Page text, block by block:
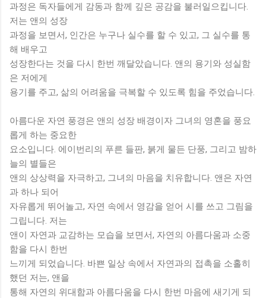
과정은 독자들에게 감동과 함께 깊은 공감을 불러일으킵니다.
저는 앤의 성장
과정을 보면서, 인간은 누구나 실수를 할 수 있고, 그 실수를 통
해 배우고
성장한다는 것을 다시 한번 깨달았습니다. 앤의 용기와 성실함
은 저에게
용기를 주고, 삶의 어려움을 극복할 수 있도록 힘을 주었습니다.
아름다운 자연 풍경은 앤의 성장 배경이자 그녀의 영혼을 풍요
롭게 하는 중요한
요소입니다. 에이번리의 푸른 들판, 붉게 물든 단풍, 그리고 밤하
늘의 별들은
앤의 상상력을 자극하고, 그녀의 마음을 치유합니다. 앤은 자연
과 하나 되어
자유롭게 뛰어놀고, 자연 속에서 영감을 얻어 시를 쓰고 그림을
그립니다. 저는
앤이 자연과 교감하는 모습을 보면서, 자연의 아름다움과 소중
함을 다시 한번
느끼게 되었습니다. 바쁜 일상 속에서 자연과의 접촉을 소홀히
했던 저는, 앤을
통해 자연의 위대함과 아름다움을 다시 한번 마음에 새기게 되